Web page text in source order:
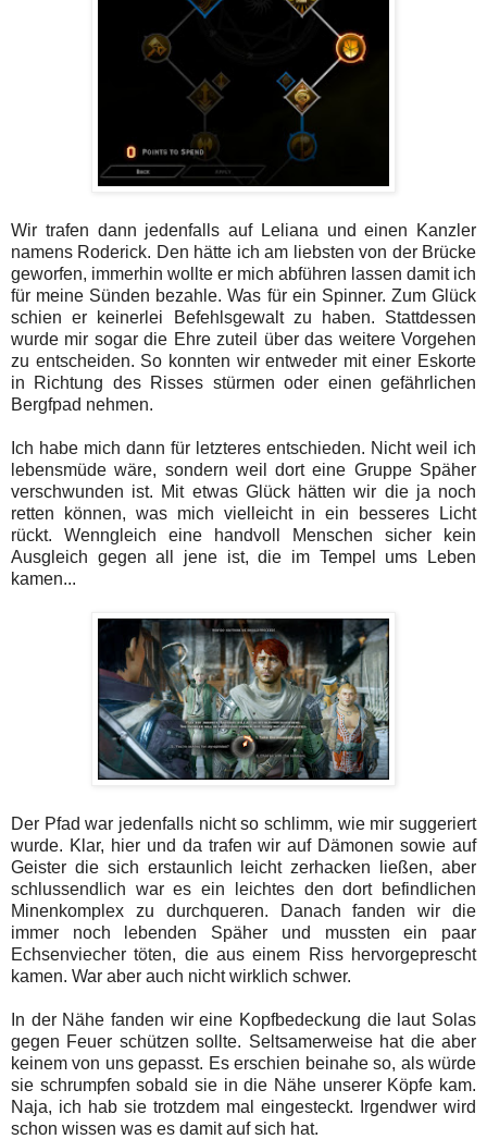
Wir trafen dann jedenfalls auf Leliana und einen Kanzler
namens Roderick. Den hätte ich am liebsten von der Brücke
geworfen, immerhin wollte er mich abführen lassen damit ich
für meine Sünden bezahle. Was für ein Spinner. Zum Glück
schien er keinerlei Befehlsgewalt zu haben. Stattdessen
wurde mir sogar die Ehre zuteil über das weitere Vorgehen
zu entscheiden. So konnten wir entweder mit einer Eskorte
in Richtung des Risses stürmen oder einen gefährlichen
Bergfpad nehmen.
Ich habe mich dann für letzteres entschieden. Nicht weil ich
lebensmüde wäre, sondern weil dort eine Gruppe Späher
verschwunden ist. Mit etwas Glück hätten wir die ja noch
retten können, was mich vielleicht in ein besseres Licht
rückt. Wenngleich eine handvoll Menschen sicher kein
Ausgleich gegen all jene ist, die im Tempel ums Leben
kamen...
Der Pfad war jedenfalls nicht so schlimm, wie mir suggeriert
wurde. Klar, hier und da trafen wir auf Dämonen sowie auf
Geister die sich erstaunlich leicht zerhacken ließen, aber
schlussendlich war es ein leichtes den dort befindlichen
Minenkomplex zu durchqueren. Danach fanden wir die
immer noch lebenden Späher und mussten ein paar
Echsenviecher töten, die aus einem Riss hervorgeprescht
kamen. War aber auch nicht wirklich schwer.
In der Nähe fanden wir eine Kopfbedeckung die laut Solas
gegen Feuer schützen sollte. Seltsamerweise hat die aber
keinem von uns gepasst. Es erschien beinahe so, als würde
sie schrumpfen sobald sie in die Nähe unserer Köpfe kam.
Naja, ich hab sie trotzdem mal eingesteckt. Irgendwer wird
schon wissen was es damit auf sich hat.